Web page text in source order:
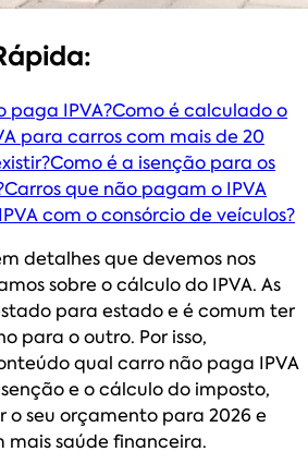
paga IPVA?Como é calculado o
para carros com mais de 20
Como é a isenção para os
Carros que não pagam o IPVA
com o consórcio de veículos?
detalhes que devemos nos
sobre o cálculo do IPVA. As
para estado e é comum ter
para o outro. Por isso,
qual carro não paga IPVA
e o cálculo do imposto,
o seu orçamento para 2026 e
saúde financeira.